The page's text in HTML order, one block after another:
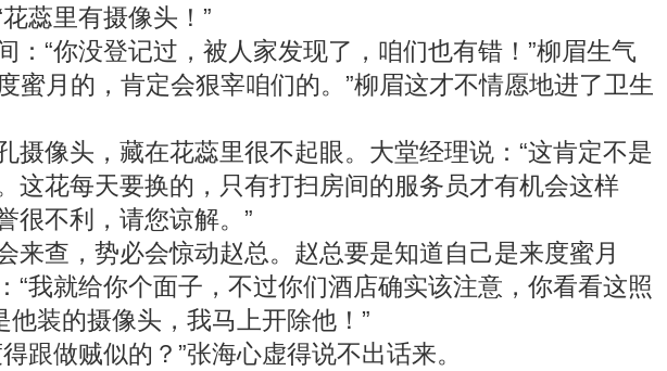
蕊里有摄像头！”
“你没登记过，被人家发现了，咱们也有错！”柳眉生气
蜜月的，肯定会狠宰咱们的。”柳眉这才不情愿地进了卫生
像头，藏在花蕊里很不起眼。大堂经理说：“这肯定不是
这花每天要换的，只有打扫房间的服务员才有机会这样
很不利，请您谅解。”
查，势必会惊动赵总。赵总要是知道自己是来度蜜月
我就给你个面子，不过你们酒店确实该注意，你看看这照
装的摄像头，我马上开除他！”
做贼似的？”张海心虚得说不出话来。